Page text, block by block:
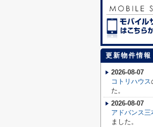
更新物件情報
2026-08-07
コトリハウス
た。
2026-08-07
アドバンス三
ました。